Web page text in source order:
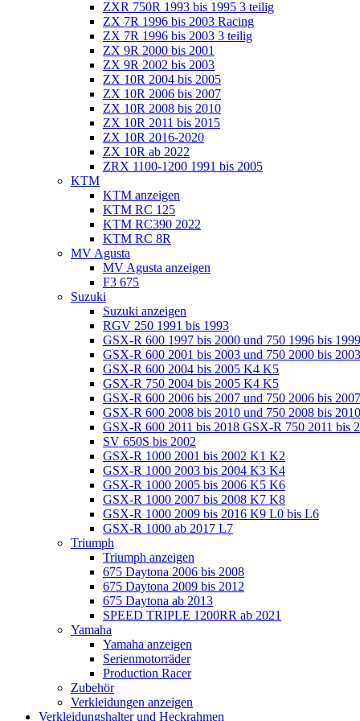
ZXR 750R 1993 bis 1995 3 teilig
ZX 7R 1996 bis 2003 Racing
ZX 7R 1996 bis 2003 3 teilig
ZX 9R 2000 bis 2001
ZX 9R 2002 bis 2003
ZX 10R 2004 bis 2005
ZX 10R 2006 bis 2007
ZX 10R 2008 bis 2010
ZX 10R 2011 bis 2015
ZX 10R 2016-2020
ZX 10R ab 2022
ZRX 1100-1200 1991 bis 2005
KTM
KTM anzeigen
KTM RC 125
KTM RC390 2022
KTM RC 8R
MV Agusta
MV Agusta anzeigen
F3 675
Suzuki
Suzuki anzeigen
RGV 250 1991 bis 1993
GSX-R 600 1997 bis 2000 und 750 1996 bis 1999
GSX-R 600 2001 bis 2003 und 750 2000 bis
GSX-R 600 2004 bis 2005 K4 K5
GSX-R 750 2004 bis 2005 K4 K5
GSX-R 600 2006 bis 2007 und 750 2006 bis
GSX-R 600 2008 bis 2010 und 750 2008 bis
GSX-R 600 2011 bis 2018 GSX-R 750 2011 bis
SV 650S bis 2002
GSX-R 1000 2001 bis 2002 K1 K2
GSX-R 1000 2003 bis 2004 K3 K4
GSX-R 1000 2005 bis 2006 K5 K6
GSX-R 1000 2007 bis 2008 K7 K8
GSX-R 1000 2009 bis 2016 K9 L0 bis L6
GSX-R 1000 ab 2017 L7
Triumph
Triumph anzeigen
675 Daytona 2006 bis 2008
675 Daytona 2009 bis 2012
675 Daytona ab 2013
SPEED TRIPLE 1200RR ab 2021
Yamaha
Yamaha anzeigen
Serienmotorräder
Production Racer
Zubehör
Verkleidungen anzeigen
Verkleidungshalter und Heckrahmen